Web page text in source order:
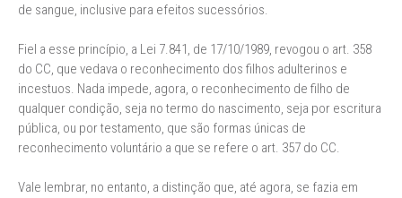
de sangue, inclusive para efeitos sucessórios.
Fiel a esse princípio, a Lei 7.841, de 17/10/1989, revogou o art. 358
do CC, que vedava o reconhecimento dos filhos adulterinos e
incestuos. Nada impede, agora, o reconhecimento de filho de
qualquer condição, seja no termo do nascimento, seja por escritura
pública, ou por testamento, que são formas únicas de
reconhecimento voluntário a que se refere o art. 357 do CC.
Vale lembrar, no entanto, a distinção que, até agora, se fazia em